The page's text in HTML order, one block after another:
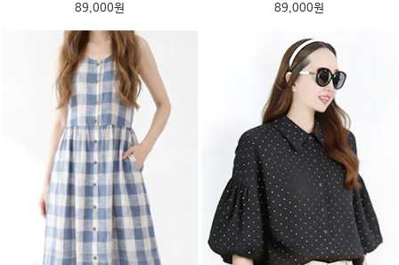
89,000원
89,000원